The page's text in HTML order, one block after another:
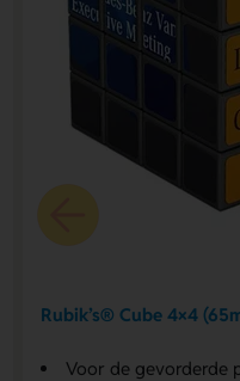
Rubik’s® Cube 4×4
Voor de gevorderde